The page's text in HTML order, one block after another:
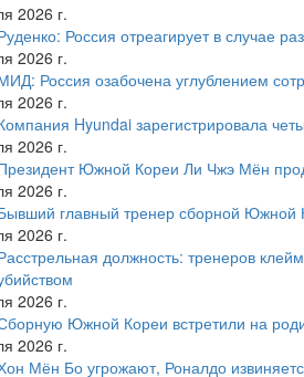
2026 г.
Россия отреагирует в случае
2026 г.
Россия озабочена углублением
2026 г.
Hyundai зарегистрировала
2026 г.
Южной Кореи Ли Чжэ Мён
2026 г.
главный тренер сборной Южной
2026 г.
должность: тренеров
2026 г.
Южной Кореи встретили на
2026 г.
Мён Бо угрожают, Роналдо